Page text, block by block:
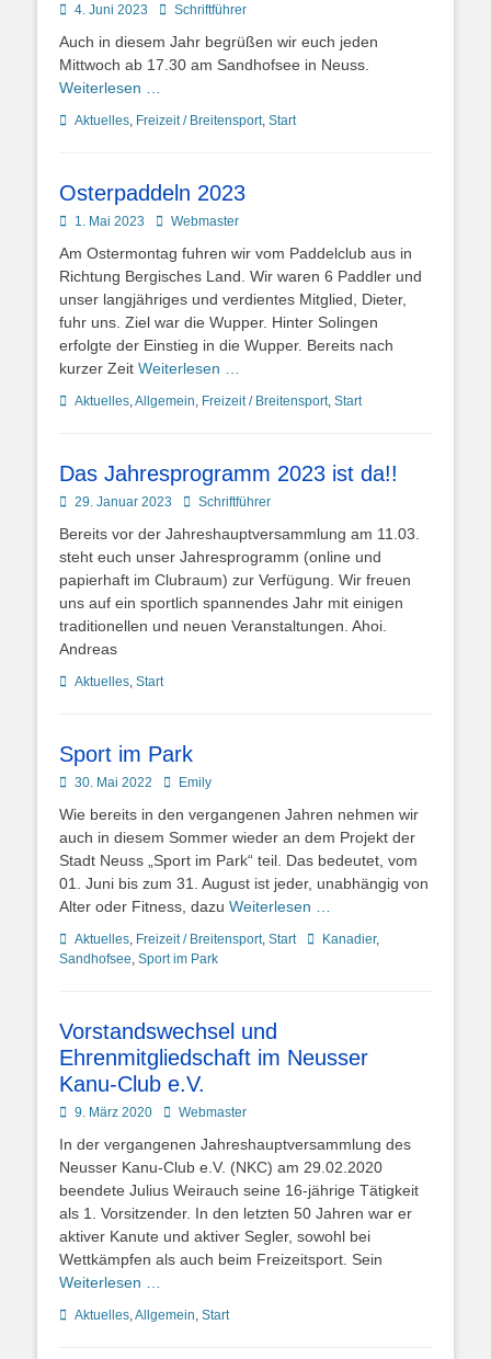
Posted
4. Juni 2023 AutorSchriftführer
Auch in diesem Jahr begrüßen wir euch jeden
Mittwoch ab 17.30 am Sandhofsee in Neuss.
Weiterlesen …
Kategorien
Aktuelles, Freizeit / Breitensport, Start
Osterpaddeln 2023
Posted
1. Mai 2023 AutorWebmaster
Am Ostermontag fuhren wir vom Paddelclub aus in
Richtung Bergisches Land. Wir waren 6 Paddler und
unser langjähriges und verdientes Mitglied, Dieter,
fuhr uns. Ziel war die Wupper. Hinter Solingen
erfolgte der Einstieg in die Wupper. Bereits nach
kurzer Zeit Weiterlesen …
Kategorien
Aktuelles,Allgemein, Freizeit / Breitensport, Start
Das Jahresprogramm 2023 ist da!!
Posted
29. Januar 2023 AutorSchriftführer
Bereits vor der Jahreshauptversammlung am 11.03.
steht euch unser Jahresprogramm (online und
papierhaft im Clubraum) zur Verfügung. Wir freuen
uns auf ein sportlich spannendes Jahr mit einigen
traditionellen und neuen Veranstaltungen. Ahoi.
Andreas
Kategorien
Aktuelles, Start
Sport im Park
Posted
30. Mai 2022 AutorEmily
Wie bereits in den vergangenen Jahren nehmen wir
auch in diesem Sommer wieder an dem Projekt der
Stadt Neuss „Sport im Park“ teil. Das bedeutet, vom
01. Juni bis zum 31. August ist jeder, unabhängig von
Alter oder Fitness, dazu Weiterlesen …
Kategorien
Aktuelles, Freizeit / Breitensport, Start Schlagworte
Kanadier,
Sandhofsee, Sport im Park
Vorstandswechsel und
Ehrenmitgliedschaft im Neusser
Kanu-Club e.V.
Posted
9. März 2020 AutorWebmaster
In der vergangenen Jahreshauptversammlung des
Neusser Kanu-Club e.V. (NKC) am 29.02.2020
beendete Julius Weirauch seine 16-jährige Tätigkeit
als 1. Vorsitzender. In den letzten 50 Jahren war er
aktiver Kanute und aktiver Segler, sowohl bei
Wettkämpfen als auch beim Freizeitsport. Sein
Weiterlesen …
Kategorien
Aktuelles,Allgemein, Start